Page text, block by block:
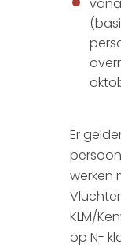
Er
werken
KLM/
op N-